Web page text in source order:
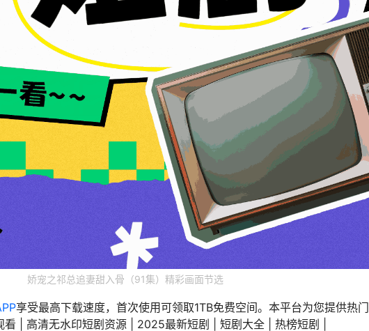
娇宠之祁总追妻甜入骨（91集）精彩画面节选
享受最高下载速度，首次使用可领取1TB免费空间。本平台为您提供热门
| 高清无水印短剧资源 | 2025最新短剧 | 短剧大全 | 热榜短剧 |